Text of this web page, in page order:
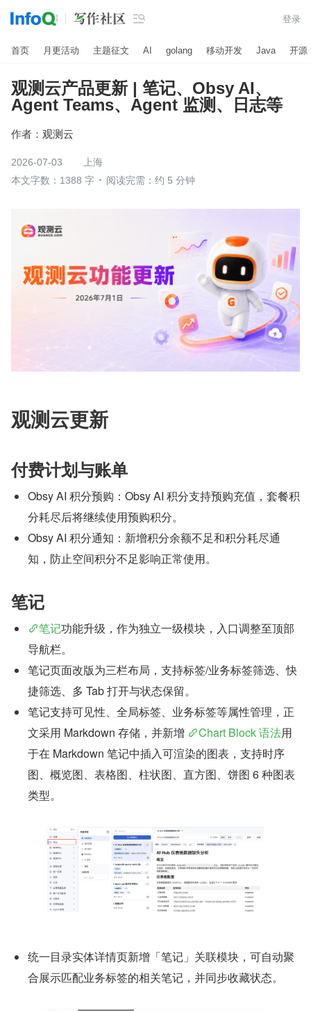
 登录
首页 月更活动 主题征文 AI golang 移动开发 Java 开源
观测云产品更新 | 笔记、Obsy AI、
Agent Teams、Agent 监测、日志等
作者： 观测云
2026-07-03
上海
本文字数：1388 字
阅读完需：约 5 分钟
观测云更新
付费计划与账单
Obsy AI 积分预购：Obsy AI 积分支持预购充值，套餐积
分耗尽后将继续使用预购积分。
Obsy AI 积分通知：新增积分余额不足和积分耗尽通
知，防止空间积分不足影响正常使用。
笔记
笔记功能升级，作为独立一级模块，入口调整至顶部
导航栏。
笔记页面改版为三栏布局，支持标签/业务标签筛选、快
捷筛选、多 Tab 打开与状态保留。
笔记支持可见性、全局标签、业务标签等属性管理，正
文采用 Markdown 存储，并新增
Chart Block 语法用
于在 Markdown 笔记中插入可渲染的图表，支持时序
图、概览图、表格图、柱状图、直方图、饼图 6 种图表
类型。
统一目录实体详情页新增「笔记」关联模块，可自动聚
合展示匹配业务标签的相关笔记，并同步收藏状态。